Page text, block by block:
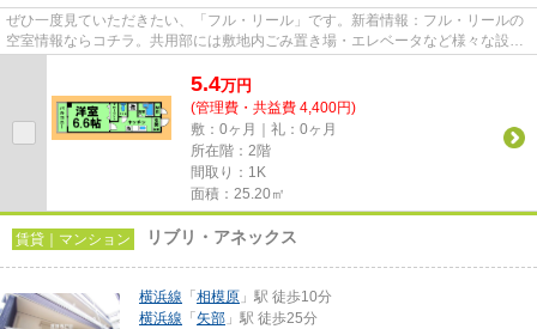
ぜひ一度見ていただきたい、「フル・リール」です。新着情報：フル・リールの
空室情報ならコチラ。共用部には敷地内ごみ置き場・エレベータなど様々な設備
5.4万円
(管理費・共益費 4,400円)
敷：0ヶ月｜礼：0ヶ月
所在階：2階
間取り：1K
面積：25.20㎡
賃貸｜マンション リブリ・アネックス
横浜線 「 相模原 」駅 徒歩10分
横浜線 「 矢部 」駅 徒歩25分